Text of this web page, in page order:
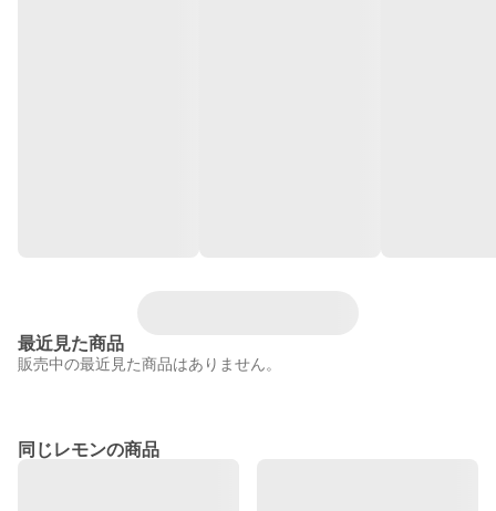
最近見た商品
販売中の最近見た商品はありません。
同じレモンの商品